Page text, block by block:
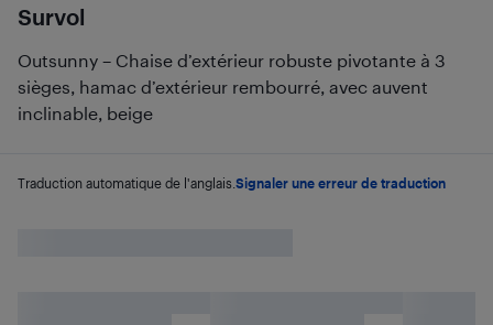
Survol
Outsunny – Chaise d’extérieur robuste pivotante à 3
sièges, hamac d’extérieur rembourré, avec auvent
inclinable, beige
Traduction automatique de l'anglais. Signaler une erreur de traduction